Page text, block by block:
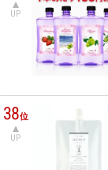
UP
38位
UP